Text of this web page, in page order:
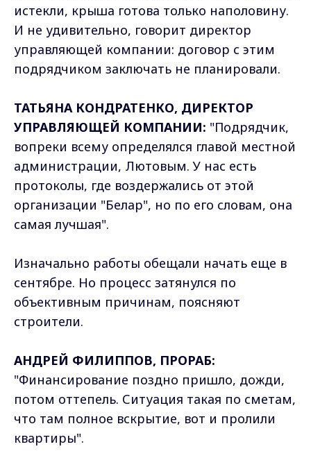
истекли, крыша готова только наполовину.
И не удивительно, говорит директор
управляющей компании: договор с этим
подрядчиком заключать не планировали.
ТАТЬЯНА КОНДРАТЕНКО, ДИРЕКТОР
УПРАВЛЯЮЩЕЙ КОМПАНИИ: "Подрядчик,
вопреки всему определялся главой местной
администрации, Лютовым. У нас есть
протоколы, где воздержались от этой
организации "Белар", но по его словам, она
самая лучшая".
Изначально работы обещали начать еще в
сентябре. Но процесс затянулся по
объективным причинам, поясняют
строители.
АНДРЕЙ ФИЛИППОВ, ПРОРАБ:
"Финансирование поздно пришло, дожди,
потом оттепель. Ситуация такая по сметам,
что там полное вскрытие, вот и пролили
квартиры".